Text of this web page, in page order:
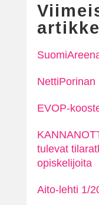
NettiPorinan
EVOP-
tulevat
opiskelijoita
Aito-lehti 1/